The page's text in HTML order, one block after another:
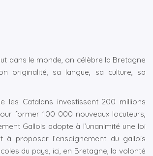
dans le monde, on célèbre la Bretagne
originalité, sa langue, sa culture, sa
les Catalans investissent 200 millions
former 100 000 nouveaux locuteurs,
Gallois adopte à l’unanimité une loi
à proposer l’enseignement du gallois
du pays, ici, en Bretagne, la volonté